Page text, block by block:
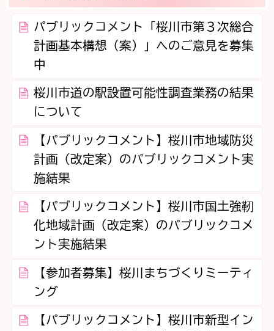
パブリックコメント「桜川市第３次総合
計画基本構想（案）」へのご意見を募集
中
桜川市道の駅設置可能性調査業務の結果
について
【パブリックコメント】桜川市地域防災
計画（改定案）のパブリックコメント実
施結果
【パブリックコメント】桜川市国土強靭
化地域計画（改定案）のパブリックコメ
ント実施結果
【参加者募集】桜川まちづくりミーティ
ング
【パブリックコメント】桜川市新型イン